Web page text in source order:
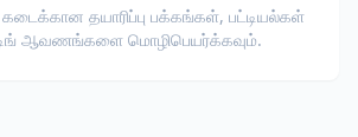
தயாரிப்பு பக்கங்கள், பட்டியல்கள்
ஆவணங்களை மொழிபெயர்க்கவும்.